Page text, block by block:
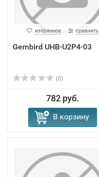
избранное сравнить
Gembird UHB-U2P4-03
(0)
782 руб.
В корзину